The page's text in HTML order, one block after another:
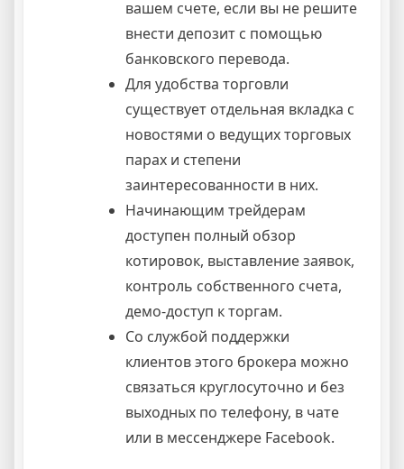
вашем счете, если вы не решите
внести депозит с помощью
банковского перевода.
Для удобства торговли
существует отдельная вкладка с
новостями о ведущих торговых
парах и степени
заинтересованности в них.
Начинающим трейдерам
доступен полный обзор
котировок, выставление заявок,
контроль собственного счета,
демо-доступ к торгам.
Со службой поддержки
клиентов этого брокера можно
связаться круглосуточно и без
выходных по телефону, в чате
или в мессенджере Facebook.